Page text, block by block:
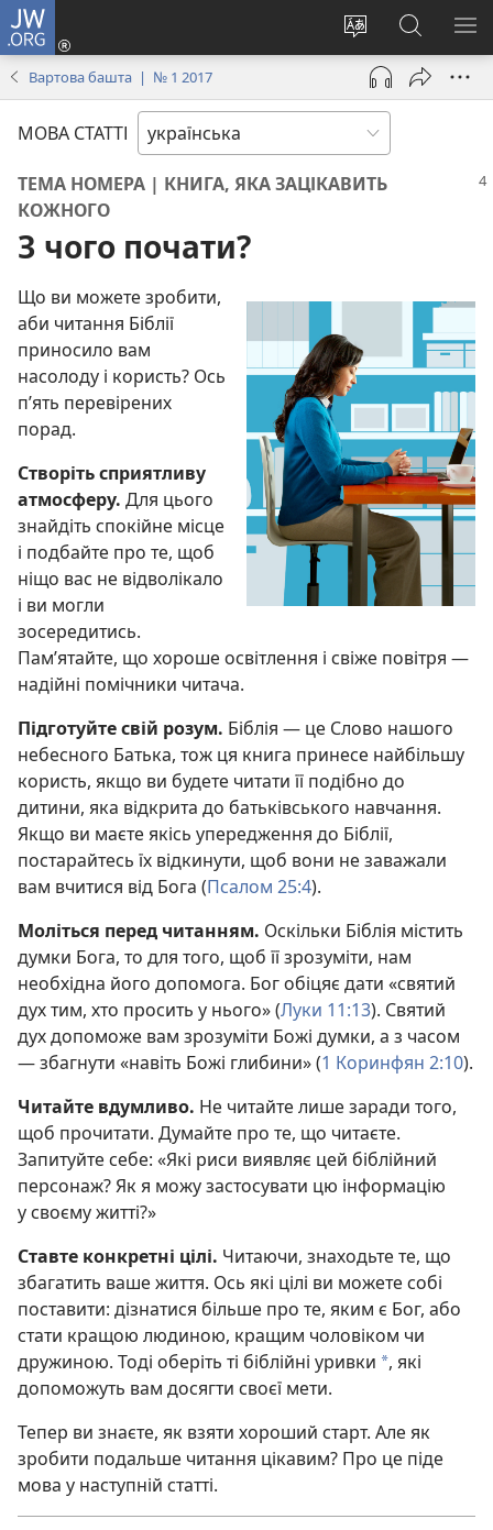
JW.ORG
Змінити
мову
сайту
Увійти
(відкривається
новому
вікні)
Пошук
на
сайті
Вартова башта | № 1 2017
МОВА СТАТТІ
ТЕМА НОМЕРА | КНИГА, ЯКА ЗАЦІКАВИТЬ
КОЖНОГО
З чого почати?
Що ви можете зробити,
аби читання Біблії
приносило вам
насолоду і користь? Ось
п’ять перевірених
порад.
Створіть сприятливу
атмосферу. Для цього
знайдіть спокійне місце
і подбайте про те, щоб
ніщо вас не відволікало
і ви могли
зосередитись.
Пам’ятайте, що хороше освітлення і свіже повітря —
надійні помічники читача.
Підготуйте свій розум. Біблія — це Слово нашого
небесного Батька, тож ця книга принесе найбільшу
користь, якщо ви будете читати її подібно до
дитини, яка відкрита до батьківського навчання.
Якщо ви маєте якісь упередження до Біблії,
постарайтесь їх відкинути, щоб вони не заважали
вам вчитися від Бога (Псалом 25:4).
Моліться перед читанням. Оскільки Біблія містить
думки Бога, то для того, щоб її зрозуміти, нам
необхідна його допомога. Бог обіцяє дати «святий
дух тим, хто просить у нього» (Луки 11:13). Святий
дух допоможе вам зрозуміти Божі думки, а з часом
— збагнути «навіть Божі глибини» (1 Коринфян 2:10).
Читайте вдумливо. Не читайте лише заради того,
щоб прочитати. Думайте про те, що читаєте.
Запитуйте себе: «Які риси виявляє цей біблійний
персонаж? Як я можу застосувати цю інформацію
у своєму житті?»
Ставте конкретні цілі. Читаючи, знаходьте те, що
збагатить ваше життя. Ось які цілі ви можете собі
поставити: дізнатися більше про те, яким є Бог, або
стати кращою людиною, кращим чоловіком чи
дружиною. Тоді оберіть ті біблійні уривки a, які
допоможуть вам досягти своєї мети.
Тепер ви знаєте, як взяти хороший старт. Але як
зробити подальше читання цікавим? Про це піде
мова у наступній статті.